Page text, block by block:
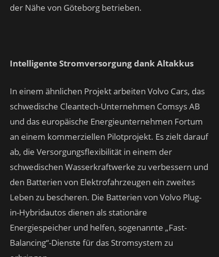
der Nähe von Göteborg betrieben.
Intelligente Stromversorgung dank Altakkus
In einem ähnlichen Projekt arbeiten Volvo Cars, das
schwedische Cleantech-Unternehmen Comsys AB
und das europäische Energieunternehmen Fortum
an einem kommerziellen Pilotprojekt. Es zielt darauf
ab, die Versorgungsflexibilität in einem der
schwedischen Wasserkraftwerke zu verbessern und
den Batterien von Elektrofahrzeugen ein zweites
Leben zu bescheren. Die Batterien von Volvo Plug-
in-Hybridautos dienen als stationäre
Energiespeicher und helfen, sogenannte „Fast-
Balancing“-Dienste für das Stromsystem zu